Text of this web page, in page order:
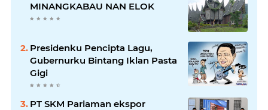
MINANGKABAU NAN ELOK
Presidenku Pencipta Lagu,
Gubernurku Bintang Iklan Pasta
Gigi
PT SKM Pariaman ekspor